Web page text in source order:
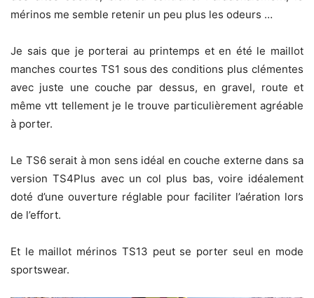
mérinos me semble retenir un peu plus les odeurs …
Je sais que je porterai au printemps et en été le maillot
manches courtes TS1 sous des conditions plus clémentes
avec juste une couche par dessus, en gravel, route et
même vtt tellement je le trouve particulièrement agréable
à porter.
Le TS6 serait à mon sens idéal en couche externe dans sa
version TS4Plus avec un col plus bas, voire idéalement
doté d’une ouverture réglable pour faciliter l’aération lors
de l’effort.
Et le maillot mérinos TS13 peut se porter seul en mode
sportswear.